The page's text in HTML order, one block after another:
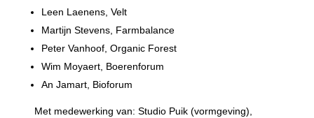
Leen Laenens, Velt
Martijn Stevens, Farmbalance
Peter Vanhoof, Organic Forest
Wim Moyaert, Boerenforum
An Jamart, Bioforum
Met medewerking van: Studio Puik (vormgeving),